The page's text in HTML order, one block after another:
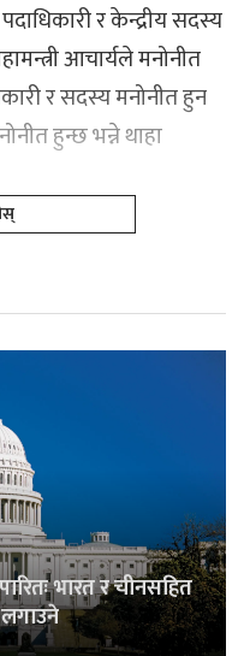
र केन्द्रीय सदस्य
आचार्यले मनोनीत
र सदस्य मनोनीत हुन
हुन्छ भन्ने थाहा
भारत र चीनसहित